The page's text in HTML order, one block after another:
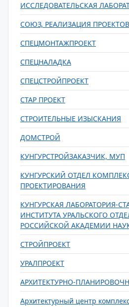
ИССЛЕДОВАТЕЛЬСКАЯ
СОЮЗ, РЕАЛИЗАЦИЯ ПРОЕКТОВ
СПЕЦМОНТАЖПРОЕКТ
СПЕЦНАЛАДКА
СПЕЦСТРОЙПРОЕКТ
СТАР ПРОЕКТ
СТРОИТЕЛЬНЫЕ ИЗЫСКАНИЯ
ДОМСТРОЙ
КУНГУРСТРОЙЗАКАЗЧИК, МУП
КУНГУРСКИЙ ОТДЕЛ
ПРОЕКТИРОВАНИЯ
КУНГУРСКАЯ ЛАБОРАТОРИЯ-
ИНСТИТУТА УРАЛЬСКОГО
РОССИЙСКОЙ АКАДЕМИИ
СТРОЙПРОЕКТ
УРАЛПРОЕКТ
АРХИТЕКТУРНО-
Архитектурный центр